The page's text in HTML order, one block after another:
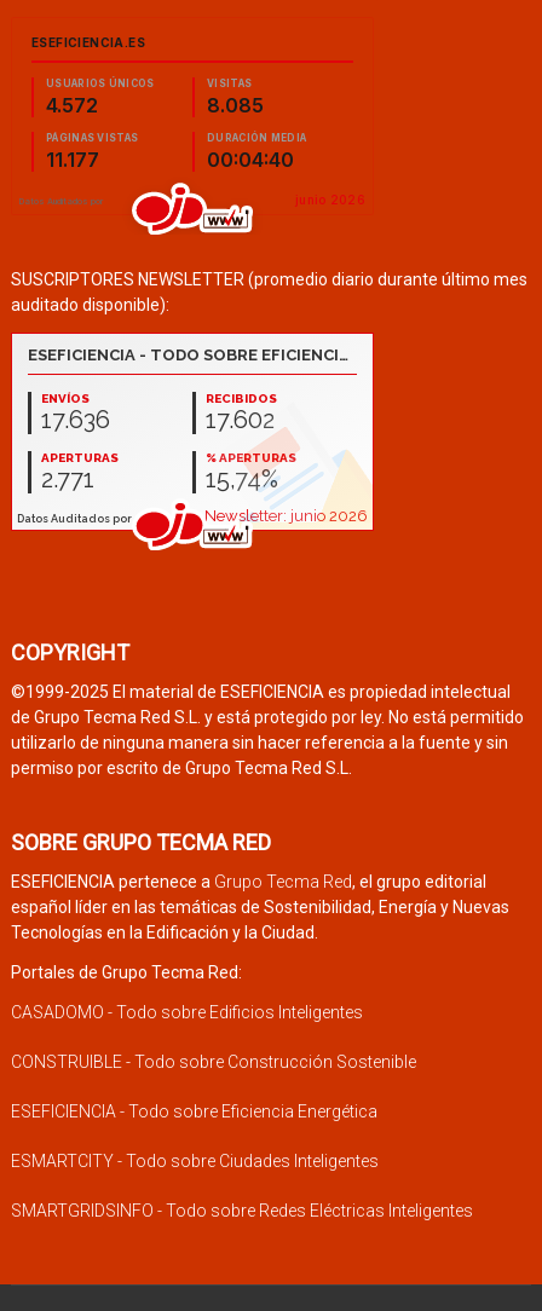
SUSCRIPTORES NEWSLETTER (promedio diario durante último mes
auditado disponible):
COPYRIGHT
©1999-2025 El material de ESEFICIENCIA es propiedad intelectual
de Grupo Tecma Red S.L. y está protegido por ley. No está permitido
utilizarlo de ninguna manera sin hacer referencia a la fuente y sin
permiso por escrito de Grupo Tecma Red S.L.
SOBRE GRUPO TECMA RED
ESEFICIENCIA pertenece a Grupo Tecma Red, el grupo editorial
español líder en las temáticas de Sostenibilidad, Energía y Nuevas
Tecnologías en la Edificación y la Ciudad.
Portales de Grupo Tecma Red:
CASADOMO - Todo sobre Edificios Inteligentes
CONSTRUIBLE - Todo sobre Construcción Sostenible
ESEFICIENCIA - Todo sobre Eficiencia Energética
ESMARTCITY - Todo sobre Ciudades Inteligentes
SMARTGRIDSINFO - Todo sobre Redes Eléctricas Inteligentes